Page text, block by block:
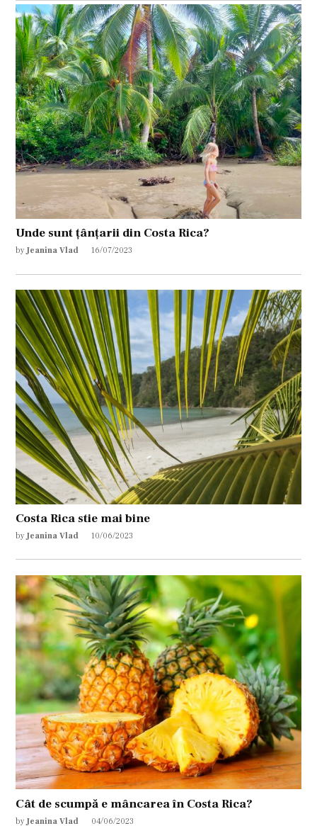
Unde sunt țânțarii din Costa Rica?
by Jeanina Vlad 16/07/2023
Costa Rica stie mai bine
by Jeanina Vlad 10/06/2023
Cât de scumpă e mâncarea în Costa Rica?
by Jeanina Vlad 04/06/2023